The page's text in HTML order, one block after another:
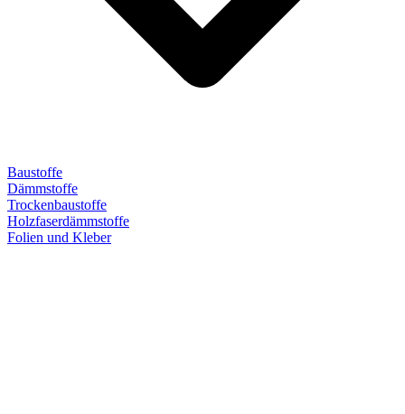
Baustoffe
Dämmstoffe
Trockenbaustoffe
Holzfaserdämmstoffe
Folien und Kleber